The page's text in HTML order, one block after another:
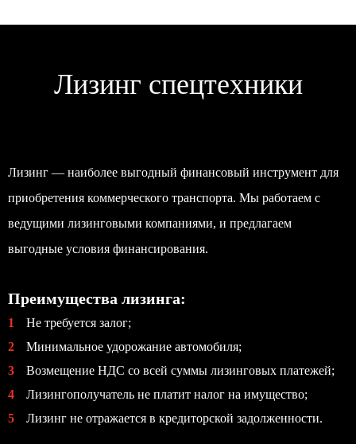
Лизинг спецтехники
Лизинг — наиболее выгодный финансовый инструмент для
приобретения коммерческого транспорта. Мы работаем с
ведущими лизинговыми компаниями, и предлагаем
выгодные условия финансирования.
Преимущества лизинга:
1
Не требуется залог;
2
Минимальное удорожание автомобиля;
3
Возмещение НДС со всей суммы лизинговых платежей;
4
Лизингополучатель не платит налог на имущество;
5
Лизинг не отражается в кредиторской задолженности.